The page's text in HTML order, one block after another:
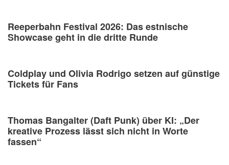
Reeperbahn Festival 2026: Das estnische
Showcase geht in die dritte Runde
Coldplay und Olivia Rodrigo setzen auf günstige
Tickets für Fans
Thomas Bangalter (Daft Punk) über KI: „Der
kreative Prozess lässt sich nicht in Worte
fassen“